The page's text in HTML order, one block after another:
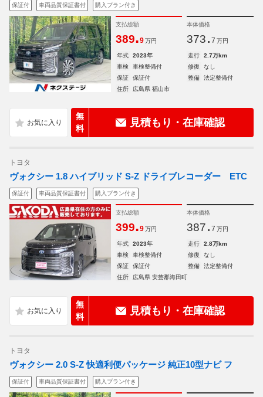
保証付 車両品質保証書付 購入プラン付き
支払総額
389.9 万円
本体価格
373. 7 万円
年式 2023年 走行
2.7万km
車検
車検整備付 修復
なし
保証
保証付 整備
法定整備付
住所
広島県 福山市
無
料
見積もり・在庫確認
トヨタ
ヴォクシー 1.8 ハイブリッド S-Z ドライブレコーダー ETC
保証付 車両品質保証書付 購入プラン付き
支払総額
399.9 万円
本体価格
387. 7 万円
年式 2023年 走行
2.8万km
車検
車検整備付 修復
なし
保証
保証付 整備
法定整備付
住所
広島県 安芸郡海田町
無
料
見積もり・在庫確認
トヨタ
ヴォクシー 2.0 S-Z 快適利便パッケージ 純正10型ナビ フ
保証付 車両品質保証書付 購入プラン付き